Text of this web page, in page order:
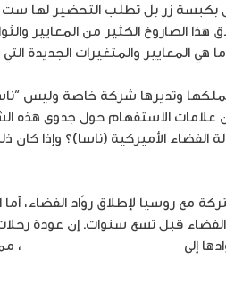
زر بل تطلب التحضير لها ست
الصاروخ الكثير من المعايير
هي المعايير والمتغيرات الجديدة
تملكها وتديرها شركة خاصة وليس
علامات الاستفهام حول جدوى هذه
الأميركية (ناسا)؟ وإذا كان
مع روسيا لإطلاق روّاد الفضاء، أما
قبل تسع سنوات. إن عودة رحلات
إلى